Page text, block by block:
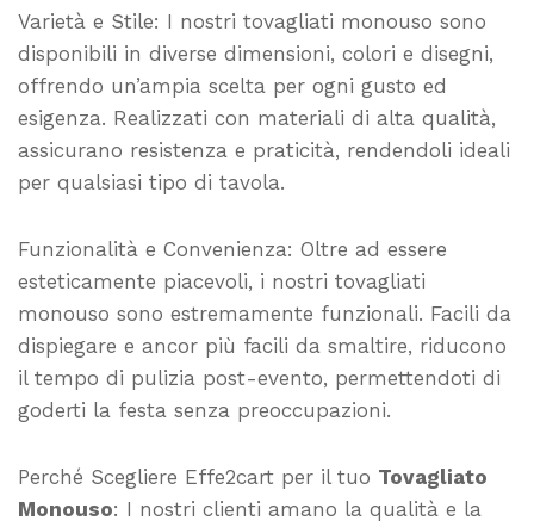
Varietà e Stile: I nostri tovagliati monouso sono
disponibili in diverse dimensioni, colori e disegni,
offrendo un’ampia scelta per ogni gusto ed
esigenza. Realizzati con materiali di alta qualità,
assicurano resistenza e praticità, rendendoli ideali
per qualsiasi tipo di tavola.
Funzionalità e Convenienza: Oltre ad essere
esteticamente piacevoli, i nostri tovagliati
monouso sono estremamente funzionali. Facili da
dispiegare e ancor più facili da smaltire, riducono
il tempo di pulizia post-evento, permettendoti di
goderti la festa senza preoccupazioni.
Perché Scegliere Effe2cart per il tuo Tovagliato
Monouso: I nostri clienti amano la qualità e la